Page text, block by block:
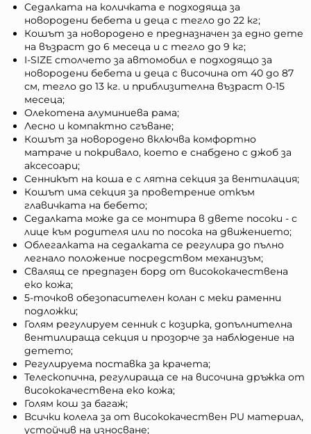
Седалката на количката е подходяща за
новородени бебета и деца с тегло до 22 кг;
Кошът за новородено е предназначен за едно дете
на възраст до 6 месеца и с тегло до 9 кг;
I-SIZE столчето за автомобил е подходящо за
новородени бебета и деца с височина от 40 до 87
см, тегло до 13 кг. и приблизителна възраст 0-15
месеца;
Олекотена алуминиева рама;
Лесно и компактно сгъване;
Кошът за новородено включва комфортно
матраче и покривало, което е снабдено с джоб за
аксесоари;
Сенникът на коша е с лятна секция за вентилация;
Кошът има секция за проветрение откъм
главичката на бебето;
Седалката може да се монтира в двете посоки - с
лице към родителя или по посока на движението;
Облегалката на седалката се регулира до пълно
легнало положение посредством механизъм;
Свалящ се предпазен борд от висококачествена
еко кожа;
5-точков обезопасителен колан с меки раменни
подложки;
Голям регулируем сенник с козирка, допълнителна
вентилираща секция и прозорче за наблюдение на
детето;
Регулируема поставка за крачета;
Телескопична, регулираща се на височина дръжка от
висококачествена еко кожа;
Голям кош за багаж;
Всички колела за от висококачествен PU материал,
устойчив на износване;